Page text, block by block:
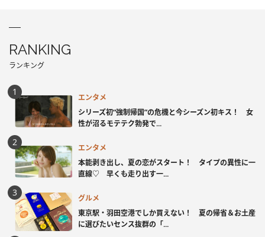
RANKING
ランキング
エンタメ
シリーズ初“強制帰国”の危機と今シーズン初キス！ 女
性が沼るモテテク勃発で...
エンタメ
本能剥き出し、夏の恋がスタート！ タイプの異性に一
直線♡ 早くも走り出す一...
グルメ
東京駅・羽田空港でしか買えない！ 夏の帰省＆お土産
に選びたいセンス抜群の「...